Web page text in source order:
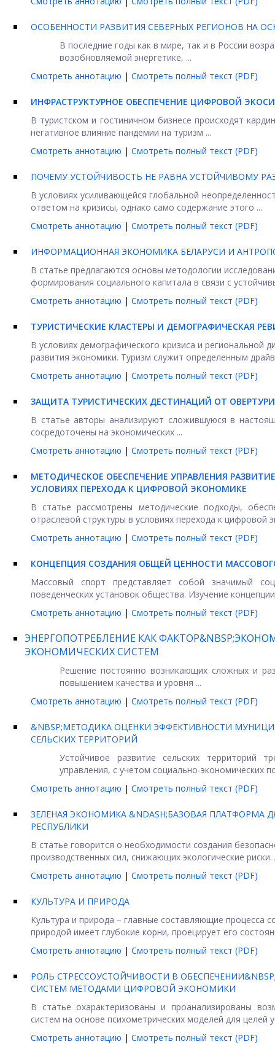
ОСОБЕННОСТИ РАЗВИТИЯ СЕВЕРНЫХ РЕГИОНОВ НА
В последние годы как в мире, так и в России
возобновляемой энергетике, ...
Смотреть аннотацию | Смотреть полный текст (PDF)
ИНФРАСТРУКТУРНОЕ ОБЕСПЕЧЕНИЕ ЦИФРОВОЙ
В туристском и гостиничном бизнесе происходят
негативное влияние пандемии на туризм ...
Смотреть аннотацию | Смотреть полный текст (PDF)
ПОЧЕМУ УСТОЙЧИВОСТЬ НЕ РАВНА УСТОЙЧИВОМУ
В условиях усиливающейся глобальной
ответом на кризисы, однако само содержание этого ...
Смотреть аннотацию | Смотреть полный текст (PDF)
ИНФОРМАЦИОННАЯ ЭКОНОМИКА БЕЛАРУСИ И
В статье предлагаются основы методологии
формирования социального капитала в связи с
Смотреть аннотацию | Смотреть полный текст (PDF)
ТУРИСТИЧЕСКИЕ КЛАСТЕРЫ И ДЕМОГРАФИЧЕСКАЯ
В условиях демографического кризиса и региональной
развития экономики. Туризм служит определенным
Смотреть аннотацию | Смотреть полный текст (PDF)
ЗАЩИТА ТУРИСТИЧЕСКИХ ДЕСТИНАЦИЙ ОТ
В статье авторы анализируют сложившуюся в
сосредоточены на экономических ...
Смотреть аннотацию | Смотреть полный текст (PDF)
МЕТОДИЧЕСКОЕ ОБЕСПЕЧЕНИЕ УПРАВЛЕНИЯ
УСЛОВИЯХ ПЕРЕХОДА К ЦИФРОВОЙ ЭКОНОМИКЕ
В статье рассмотрены методические подходы,
отраслевой структуры в условиях перехода к цифровой
Смотреть аннотацию | Смотреть полный текст (PDF)
КОНЦЕПЦИЯ СОЗДАНИЯ ОБЩЕЙ ЦЕННОСТИ
Массовый спорт представляет собой значимый
поведенческих установок общества. Изучение
Смотреть аннотацию | Смотреть полный текст (PDF)
ЭНЕРГОПОТРЕБЛЕНИЕ КАК
ЭКОНОМИЧЕСКИХ СИСТЕМ
Решение постоянно возникающих сложных и
повышением качества и уровня ...
Смотреть аннотацию | Смотреть полный текст (PDF)
&NBSP;МЕТОДИКА ОЦЕНКИ ЭФФЕКТИВНОСТИ
СЕЛЬСКИХ ТЕРРИТОРИЙ
Устойчивое развитие сельских территорий
управления, с учетом социально-экономических
Смотреть аннотацию | Смотреть полный текст (PDF)
ЗЕЛЕНАЯ ЭКОНОМИКА &NDASH;БАЗОВАЯ
РЕСПУБЛИКИ
В статье говорится о необходимости создания
производственных сил, снижающих экологические риски.
Смотреть аннотацию | Смотреть полный текст (PDF)
КУЛЬТУРА И ПРИРОДА
Культура и природа – главные составляющие процесса
природой имеет глубокие корни, проецирует его
Смотреть аннотацию | Смотреть полный текст (PDF)
РОЛЬ СТРЕССОУСТОЙЧИВОСТИ В
СИСТЕМ МЕТОДАМИ ЦИФРОВОЙ ЭКОНОМИКИ
В статье охарактеризованы и проанализированы
систем на основе психометрических моделей для целей
Смотреть аннотацию | Смотреть полный текст (PDF)